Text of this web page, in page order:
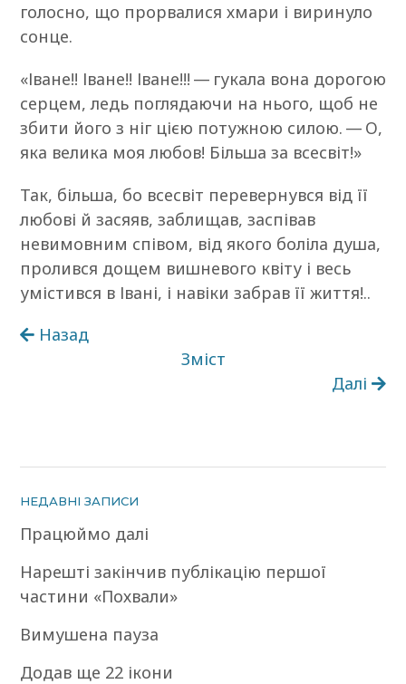
голосно, що прорвалися хмари і виринуло
сонце.
«Іване!! Іване!! Іване!!! — гукала вона дорогою
серцем, ледь поглядаючи на нього, щоб не
збити його з ніг цією потужною силою. — О,
яка велика моя любов! Більша за всесвіт!»
Так, більша, бо всесвіт перевернувся від її
любові й засяяв, заблищав, заспівав
невимовним співом, від якого боліла душа,
пролився дощем вишневого квіту і весь
умістився в Івані, і навіки забрав її життя!..
Назад
Зміст
Далі
НЕДАВНІ ЗАПИСИ
Працюймо далі
Нарешті закінчив публікацію першої
частини «Похвали»
Вимушена пауза
Додав ще 22 ікони